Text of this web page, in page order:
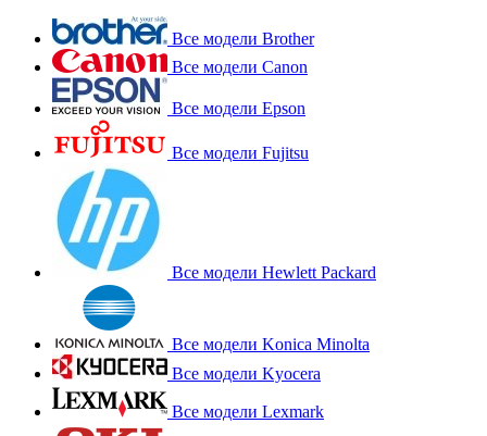
Все модели Brother
Все модели Canon
Все модели Epson
Все модели Fujitsu
Все модели Hewlett Packard
Все модели Konica Minolta
Все модели Kyocera
Все модели Lexmark